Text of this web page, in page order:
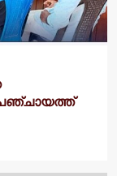
പഞ്ചായത്ത്